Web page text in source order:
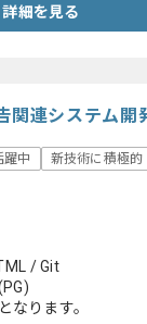
務経験
詳細を見る
関連システム
躍中
新技術に積極的
/ Git
ります。